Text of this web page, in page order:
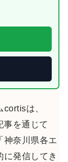
は、
事を通じて
神奈川県各エ
に発信してき